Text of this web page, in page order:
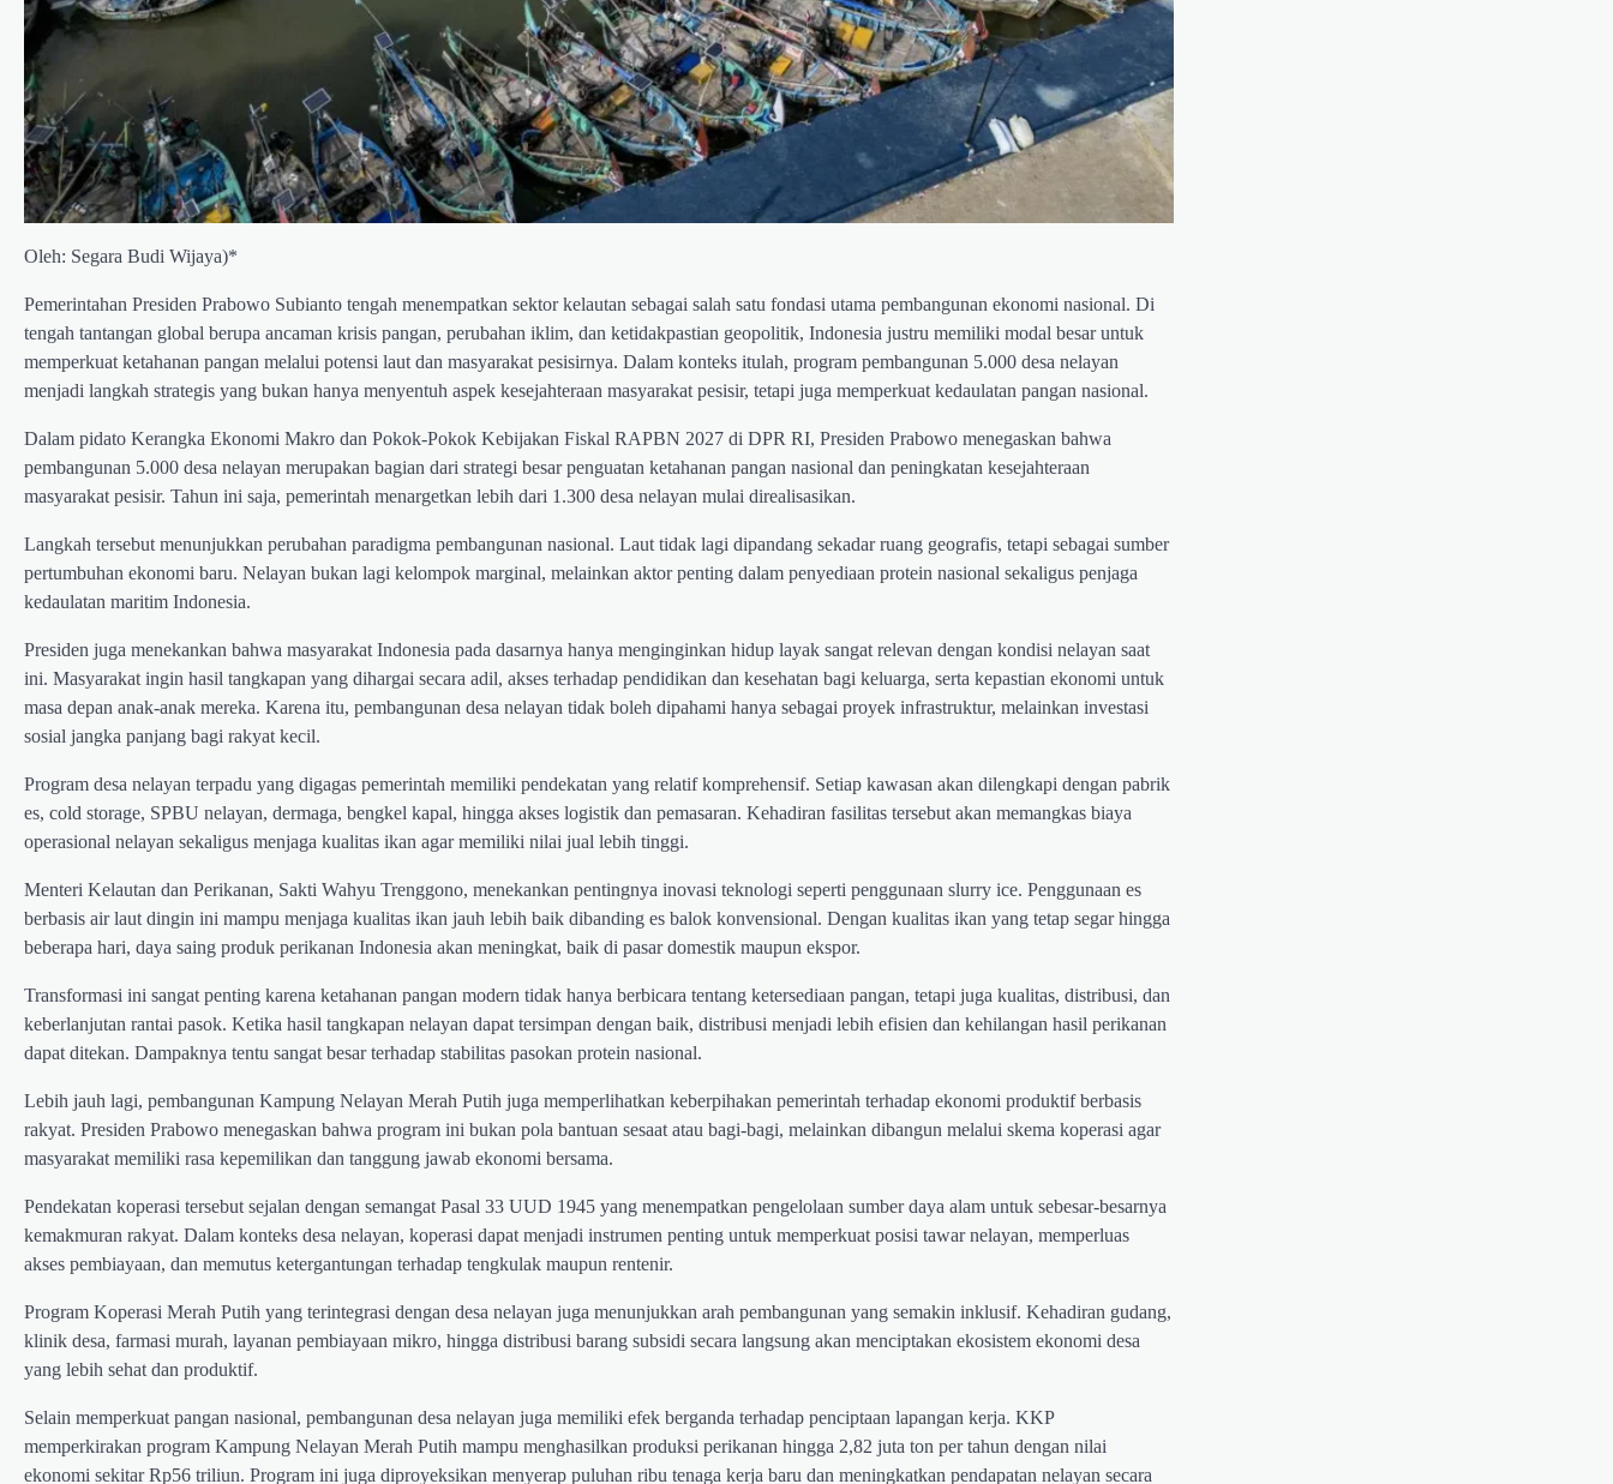
Oleh: Segara Budi Wijaya)*
Pemerintahan Presiden Prabowo Subianto tengah menempatkan sektor kelautan sebagai salah satu fondasi utama pembangunan ekonomi nasional. Di
tengah tantangan global berupa ancaman krisis pangan, perubahan iklim, dan ketidakpastian geopolitik, Indonesia justru memiliki modal besar untuk
memperkuat ketahanan pangan melalui potensi laut dan masyarakat pesisirnya. Dalam konteks itulah, program pembangunan 5.000 desa nelayan
menjadi langkah strategis yang bukan hanya menyentuh aspek kesejahteraan masyarakat pesisir, tetapi juga memperkuat kedaulatan pangan nasional.
Dalam pidato Kerangka Ekonomi Makro dan Pokok-Pokok Kebijakan Fiskal RAPBN 2027 di DPR RI, Presiden Prabowo menegaskan bahwa
pembangunan 5.000 desa nelayan merupakan bagian dari strategi besar penguatan ketahanan pangan nasional dan peningkatan kesejahteraan
masyarakat pesisir. Tahun ini saja, pemerintah menargetkan lebih dari 1.300 desa nelayan mulai direalisasikan.
Langkah tersebut menunjukkan perubahan paradigma pembangunan nasional. Laut tidak lagi dipandang sekadar ruang geografis, tetapi sebagai sumber
pertumbuhan ekonomi baru. Nelayan bukan lagi kelompok marginal, melainkan aktor penting dalam penyediaan protein nasional sekaligus penjaga
kedaulatan maritim Indonesia.
Presiden juga menekankan bahwa masyarakat Indonesia pada dasarnya hanya menginginkan hidup layak sangat relevan dengan kondisi nelayan saat
ini. Masyarakat ingin hasil tangkapan yang dihargai secara adil, akses terhadap pendidikan dan kesehatan bagi keluarga, serta kepastian ekonomi untuk
masa depan anak-anak mereka. Karena itu, pembangunan desa nelayan tidak boleh dipahami hanya sebagai proyek infrastruktur, melainkan investasi
sosial jangka panjang bagi rakyat kecil.
Program desa nelayan terpadu yang digagas pemerintah memiliki pendekatan yang relatif komprehensif. Setiap kawasan akan dilengkapi dengan pabrik
es, cold storage, SPBU nelayan, dermaga, bengkel kapal, hingga akses logistik dan pemasaran. Kehadiran fasilitas tersebut akan memangkas biaya
operasional nelayan sekaligus menjaga kualitas ikan agar memiliki nilai jual lebih tinggi.
Menteri Kelautan dan Perikanan, Sakti Wahyu Trenggono, menekankan pentingnya inovasi teknologi seperti penggunaan slurry ice. Penggunaan es
berbasis air laut dingin ini mampu menjaga kualitas ikan jauh lebih baik dibanding es balok konvensional. Dengan kualitas ikan yang tetap segar hingga
beberapa hari, daya saing produk perikanan Indonesia akan meningkat, baik di pasar domestik maupun ekspor.
Transformasi ini sangat penting karena ketahanan pangan modern tidak hanya berbicara tentang ketersediaan pangan, tetapi juga kualitas, distribusi, dan
keberlanjutan rantai pasok. Ketika hasil tangkapan nelayan dapat tersimpan dengan baik, distribusi menjadi lebih efisien dan kehilangan hasil perikanan
dapat ditekan. Dampaknya tentu sangat besar terhadap stabilitas pasokan protein nasional.
Lebih jauh lagi, pembangunan Kampung Nelayan Merah Putih juga memperlihatkan keberpihakan pemerintah terhadap ekonomi produktif berbasis
rakyat. Presiden Prabowo menegaskan bahwa program ini bukan pola bantuan sesaat atau bagi-bagi, melainkan dibangun melalui skema koperasi agar
masyarakat memiliki rasa kepemilikan dan tanggung jawab ekonomi bersama.
Pendekatan koperasi tersebut sejalan dengan semangat Pasal 33 UUD 1945 yang menempatkan pengelolaan sumber daya alam untuk sebesar-besarnya
kemakmuran rakyat. Dalam konteks desa nelayan, koperasi dapat menjadi instrumen penting untuk memperkuat posisi tawar nelayan, memperluas
akses pembiayaan, dan memutus ketergantungan terhadap tengkulak maupun rentenir.
Program Koperasi Merah Putih yang terintegrasi dengan desa nelayan juga menunjukkan arah pembangunan yang semakin inklusif. Kehadiran gudang,
klinik desa, farmasi murah, layanan pembiayaan mikro, hingga distribusi barang subsidi secara langsung akan menciptakan ekosistem ekonomi desa
yang lebih sehat dan produktif.
Selain memperkuat pangan nasional, pembangunan desa nelayan juga memiliki efek berganda terhadap penciptaan lapangan kerja. KKP
memperkirakan program Kampung Nelayan Merah Putih mampu menghasilkan produksi perikanan hingga 2,82 juta ton per tahun dengan nilai
ekonomi sekitar Rp56 triliun. Program ini juga diproyeksikan menyerap puluhan ribu tenaga kerja baru dan meningkatkan pendapatan nelayan secara